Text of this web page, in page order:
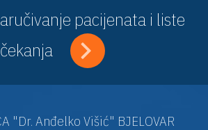
pacijenata i liste
čekanja
"Dr. Anđelko Višić" BJELOVAR